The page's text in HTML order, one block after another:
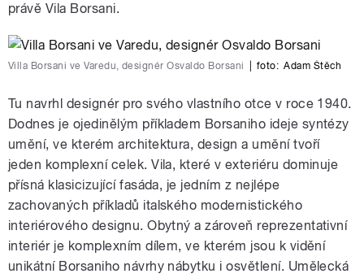
právě Vila Borsani.
Villa Borsani ve Varedu, designér Osvaldo Borsani foto: Adam Štěch
Tu navrhl designér pro svého vlastního otce v roce 1940.
Dodnes je ojedinělým příkladem Borsaniho ideje syntézy
umění, ve kterém architektura, design a umění tvoří
jeden komplexní celek. Vila, které v exteriéru dominuje
přísná klasicizující fasáda, je jedním z nejlépe
zachovaných příkladů italského modernistického
interiérového designu. Obytný a zároveň reprezentativní
interiér je komplexním dílem, ve kterém jsou k vidění
unikátní Borsaniho návrhy nábytku i osvětlení. Umělecká